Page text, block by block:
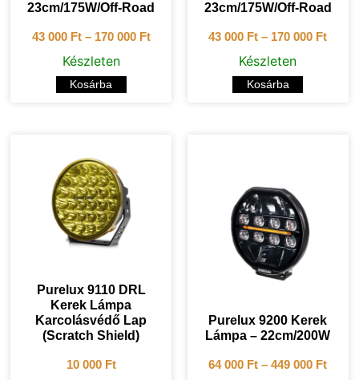
23cm/175W/Off-Road
43 000 Ft– 170 000 Ft
Készleten
Kosárba
23cm/175W/Off-Road
43 000 Ft – 170 000 Ft
Készleten
Kosárba
Purelux 9110 DRL
Kerek Lámpa
Karcolásvédő Lap
(Scratch Shield)
10 000 Ft
Purelux 9200 Kerek
Lámpa – 22cm/200W
64 000 Ft –449 000 Ft